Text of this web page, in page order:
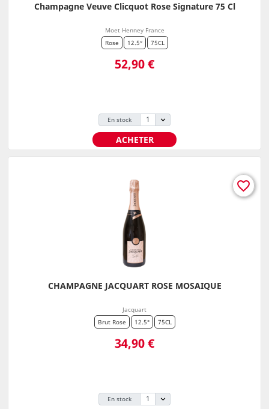
Champagne Veuve Clicquot Rose Signature 75 Cl
Moet Henney France
Rose
12.5° 75CL
Prix
52,90 €
En stock
ACHETER
CHAMPAGNE JACQUART ROSE MOSAIQUE
Jacquart
Brut Rose
12.5° 75CL
Prix
34,90 €
En stock
favorite_border